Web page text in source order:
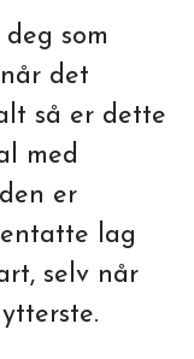
deg som
det
så er dette
med
er
lag
selv når